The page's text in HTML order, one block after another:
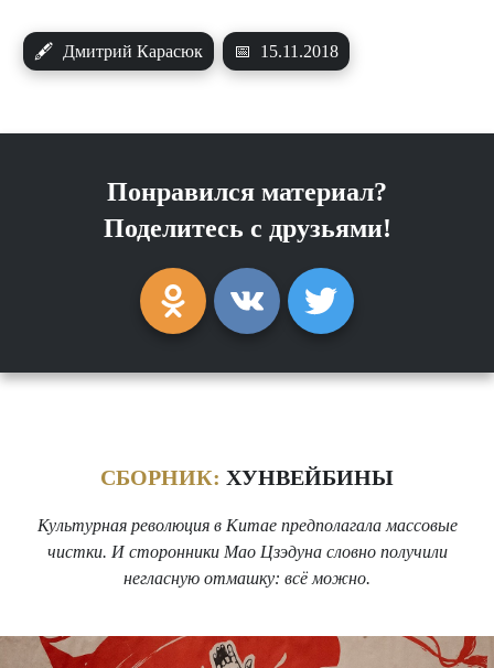
🖋 Дмитрий Карасюк 📅 15.11.2018
Понравился материал?
Поделитесь с друзьями!
СБОРНИК: ХУНВЕЙБИНЫ
Культурная революция в Китае предполагала массовые
чистки. И сторонники Мао Цзэдуна словно получили
негласную отмашку: всё можно.